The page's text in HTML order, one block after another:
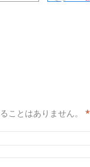
ことはありません。 *